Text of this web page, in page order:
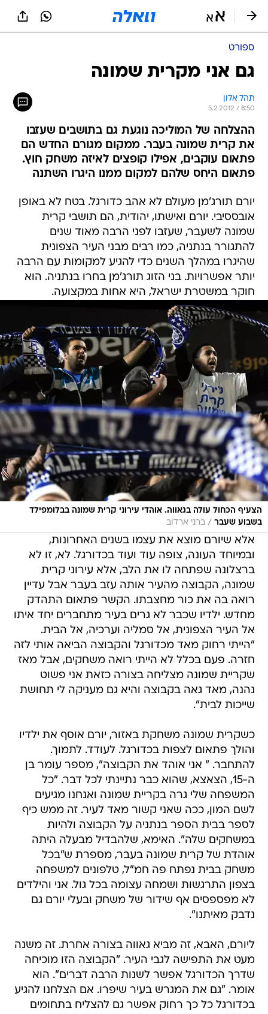
ספורט
גם אני מקרית שמונה
תהל אלון
5.2.2012 / 8:50
ההצלחה של המוליכה נוגעת גם בתושבים שעזבו
את קרית שמונה בעבר. ממקום מגורם החדש הם
פתאום עוקבים, אפילו קופצים לאיזה משחק חוץ.
פתאום היחס שלהם למקום ממנו היגרו השתנה
יורם תורג'מן מעולם לא אהב כדורגל. בטח לא באופן
אובססיבי. יורם ואישתו, יהודית, הם תושבי קרית
שמונה לשעבר, שעזבו לפני הרבה מאוד שנים
להתגורר בנתניה, כמו רבים מבני העיר הצפונית
שהיגרו במהלך השנים כדי להגיע למקומות עם הרבה
יותר אפשרויות. בני הזוג תורג'מן בחרו בנתניה. הוא
חוקר במשטרת ישראל, היא אחות במקצועה.
הצעיף הכחול עולה בגאווה. אוהדי עירוני קרית שמונה בבלומפילד
בשבוע שעבר / ברני ארדוב
אלא שיורם מוצא את עצמו בשנים האחרונות,
ובמיוחד העונה, צופה עוד ועוד בכדורגל. לא, זו לא
ברצלונה שפתחה לו את הלב, אלא עירוני קרית
שמונה, הקבוצה מהעיר אותה עזב בעבר אבל עדיין
רואה בה את כור מחצבתו. הקשר פתאום התהדק
מחדש. ילדיו שכבר לא גרים בעיר מתחברים יחד איתו
אל העיר הצפונית, אל סמליה וערכיה, אל הבית.
"הייתי רחוק מאד מכדורגל והקבוצה הביאה אותי לזה
חזרה. פעם בכלל לא הייתי רואה משחקים, אבל מאז
שקריית שמונה מצליחה בצורה כזאת אני פשוט
נהנה, מאד גאה בקבוצה והיא גם מעניקה לי תחושת
שייכות לבית".
כשקרית שמונה משחקת באזור, יורם אוסף את ילדיו
והולך פתאום לצפות בכדורגל. לעודד. לתמוך.
להתחבר. " אני אוהד את הקבוצה", מספר עומר בן
ה-15, הצאצא, שהוא כבר נתיינתי לכל דבר. "כל
המשפחה שלי גרה בקריית שמונה ואנחנו מגיעים
לשם המון, ככה שאני קשור מאד לעיר. זה ממש כיף
לספר בבית הספר בנתניה על הקבוצה ולהיות
במשחקים שלה". האימא, שלהבדיל מבעלה היתה
אוהדת של קרית שמונה בעבר, מספרת ש"בכל
משחק בבית נפתח פה חמ"ל, טלפונים למשפחה
בצפון התרגשות ושמחה עצומה בכל גול. אני והילדים
לא מפספסים אף שידור של משחק ובעלי יורם גם
נדבק מאיתנו".
ליורם, האבא, זה מביא גאווה בצורה אחרת. זה משנה
מעט את התפישה לגבי העיר. "הקבוצה הזו מוכיחה
שדרך הכדורגל אפשר לשנות הרבה דברים". הוא
אומר. "גם את המגרש בעיר שיפרו. אם הצלחנו להגיע
בכדורגל כל כך רחוק אפשר גם להצליח בתחומים